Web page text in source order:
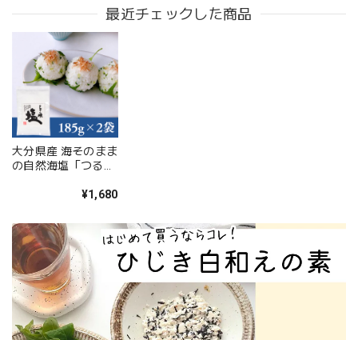
最近チェックした商品
大分県産 海そのまま
の自然海塩「つるみ
セット【送料無料】
¥1,680